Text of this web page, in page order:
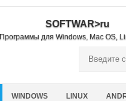
SOFTWAR>ru
Программы для Windows, Mac OS,
WINDOWS LINUX